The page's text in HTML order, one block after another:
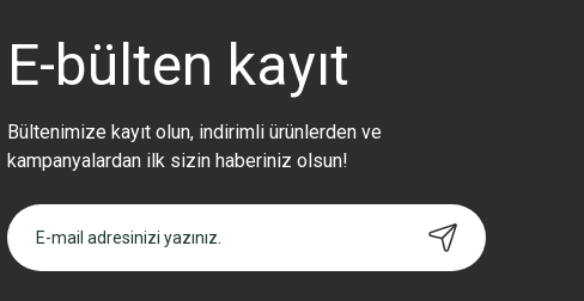
Bu ürüne benzer farklı alternatifler olmalı.
E-bülten kayıt
Bültenimize kayıt olun, indirimli ürünlerden ve
kampanyalardan ilk sizin haberiniz olsun!